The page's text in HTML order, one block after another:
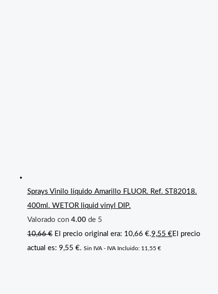
Sprays Vinilo líquido Amarillo FLUOR. Ref. ST82018.
400ml. WETOR liquid vinyl DIP.
Valorado con 4.00de 5
10,66€ El precio original era: 10,66 €.9,55 €El precio
actual es: 9,55 €. Sin IVA - IVA Incluido: 11,55 €